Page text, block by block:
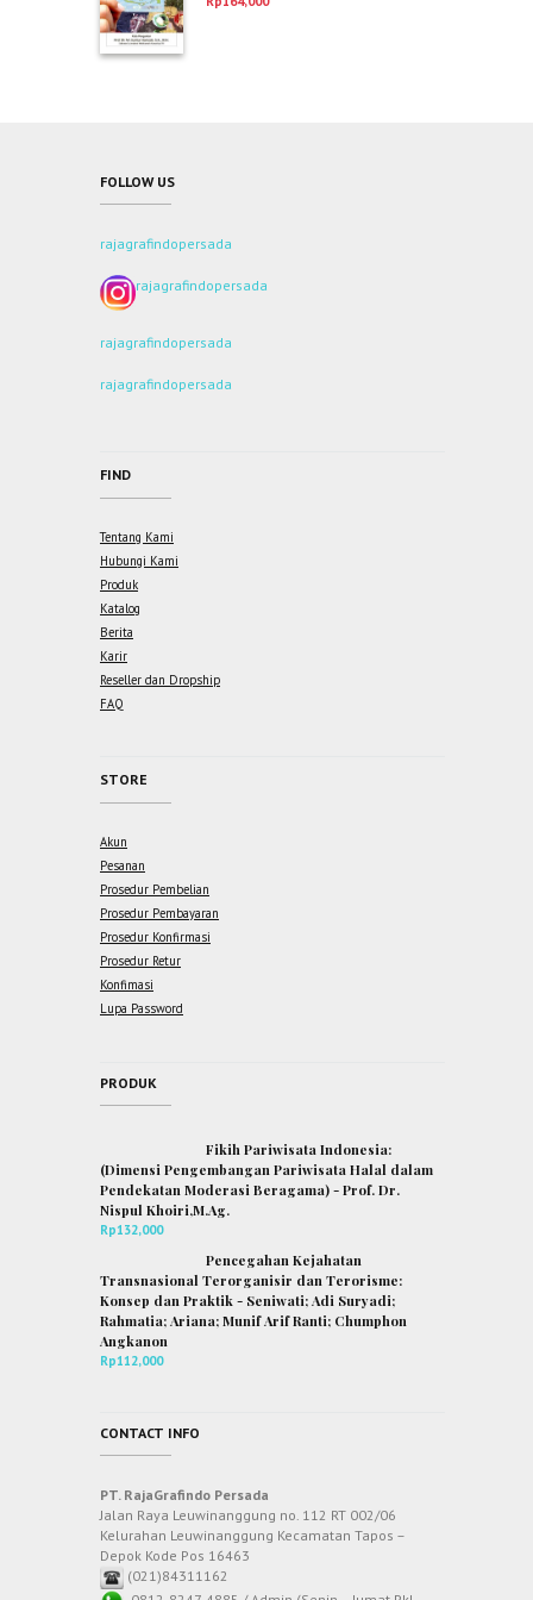
dari 5
FOLLOW US
rajagrafindopersada
rajagrafindopersada
rajagrafindopersada
rajagrafindopersada
FIND
Tentang Kami
Hubungi Kami
Produk
Katalog
Berita
Karir
Reseller dan Dropship
FAQ
STORE
Akun
Pesanan
Prosedur Pembelian
Prosedur Pembayaran
Prosedur Konfirmasi
Prosedur Retur
Konfimasi
Lupa Password
PRODUK
Fikih Pariwisata Indonesia:
(Dimensi Pengembangan Pariwisata Halal dalam
Pendekatan Moderasi Beragama) - Prof. Dr.
Nispul Khoiri,M.Ag.
Rp132,000
Pencegahan Kejahatan
Transnasional Terorganisir dan Terorisme:
Konsep dan Praktik - Seniwati; Adi Suryadi;
Rahmatia; Ariana; Munif Arif Ranti; Chumphon
Angkanon
Rp112,000
CONTACT INFO
PT. RajaGrafindo Persada
Jalan Raya Leuwinanggung no. 112 RT 002/06
Kelurahan Leuwinanggung Kecamatan Tapos –
Depok Kode Pos 16463
(021)84311162